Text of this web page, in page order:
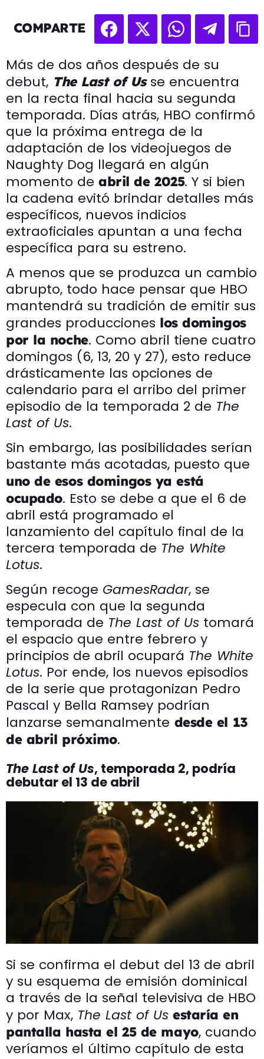
COMPARTE
Más de dos años después de su
debut, The Last of Usse encuentra
en la recta final hacia su segunda
temporada. Días atrás, HBO confirmó
que la próxima entrega de la
adaptación de los videojuegos de
Naughty Dog llegará en algún
momento de abril de 2025. Y si bien
la cadena evitó brindar detalles más
específicos, nuevos indicios
extraoficiales apuntan a una fecha
específica para su estreno.
A menos que se produzca un cambio
abrupto, todo hace pensar que HBO
mantendrá su tradición de emitir sus
grandes producciones los domingos
por la noche. Como abril tiene cuatro
domingos (6, 13, 20 y 27), esto reduce
drásticamente las opciones de
calendario para el arribo del primer
episodio de la temporada 2 de The
Last of Us.
Sin embargo, las posibilidades serían
bastante más acotadas, puesto que
uno de esos domingos ya está
ocupado. Esto se debe a que el 6 de
abril está programado el
lanzamiento del capítulo final de la
tercera temporada de The White
Lotus.
Según recoge GamesRadar, se
especula con que la segunda
temporada de The Last of Us tomará
el espacio que entre febrero y
principios de abril ocupará The White
Lotus. Por ende, los nuevos episodios
de la serie que protagonizan Pedro
Pascal y Bella Ramsey podrían
lanzarse semanalmente desde el 13
de abril próximo.
The Last of Us, temporada 2, podría
debutar el 13 de abril
Si se confirma el debut del 13 de abril
y su esquema de emisión dominical
a través de la señal televisiva de HBO
y por Max, The Last of Us estaría en
pantalla hasta el 25 de mayo, cuando
veríamos el último capítulo de esta